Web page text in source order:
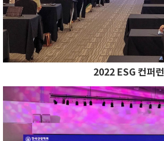
2022 ESG 컨퍼
Previous